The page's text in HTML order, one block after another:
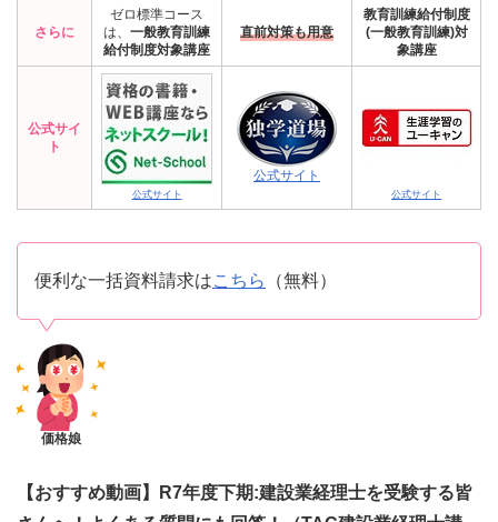
さらに
ゼロ標準コース
は、 一般教育訓練
給付制度対象講座
直前対策も用意
教育訓練給付制度
(一般教育訓練)対
象講座
公式サイ
ト
公式サイト
公式サイト
公式サイト
価格娘
便利な一括資料請求はこちら （無料）
【おすすめ動画】R7年度下期:建設業経理士を受験する皆